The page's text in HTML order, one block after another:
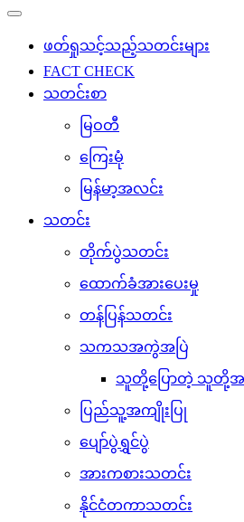
ဖတ်ရှုသင့်သည့်သတင်းများ
FACT CHECK
သတင်းစာ
မြဝတီ
ကြေးမုံ
မြန်မာ့အလင်း
သတင်း
တိုက်ပွဲသတင်း
ထောက်ခံအားပေးမှု
တန်ပြန်သတင်း
သကသအကွဲအပြဲ
သူတို့ပြောတဲ့ သူတို့အက
ပြည်သူ့အကျိုးပြု
ပျော်ပွဲရွှင်ပွဲ
အားကစားသတင်း
နိုင်ငံတကာသတင်း